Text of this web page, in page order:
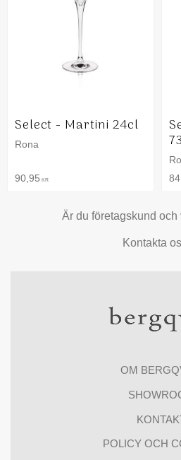
Select - Martini 24cl
Rona
90,95 KR
Är du företagskund
Kontakta
OM
POLICY OCH